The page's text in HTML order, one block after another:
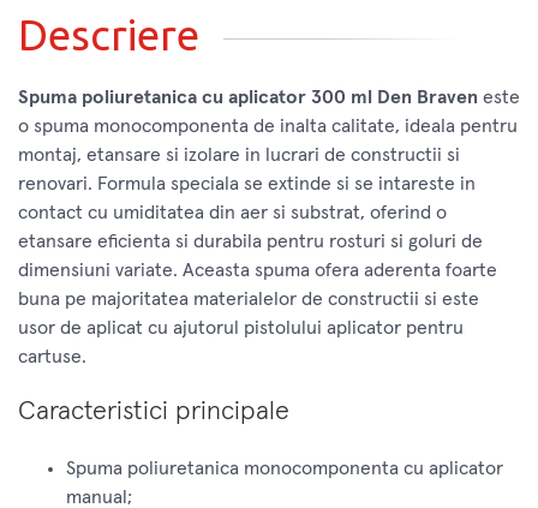
Descriere
Spuma poliuretanica cu aplicator 300 ml Den Braven este
o spuma monocomponenta de inalta calitate, ideala pentru
montaj, etansare si izolare in lucrari de constructii si
renovari. Formula speciala se extinde si se intareste in
contact cu umiditatea din aer si substrat, oferind o
etansare eficienta si durabila pentru rosturi si goluri de
dimensiuni variate. Aceasta spuma ofera aderenta foarte
buna pe majoritatea materialelor de constructii si este
usor de aplicat cu ajutorul pistolului aplicator pentru
cartuse.
Caracteristici principale
Spuma poliuretanica monocomponenta cu aplicator
manual;